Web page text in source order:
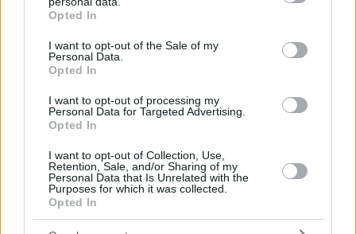
grant or deny consent to Google and its third-party tags to
use your data for below specified purposes in below Google
consent section.
Opted In
I want to opt-out of the Sale of my
Personal Data.
Opted In
I want to opt-out of processing my
Personal Data for Targeted Advertising.
Opted In
I want to opt-out of Collection, Use,
Retention, Sale, and/or Sharing of my
Personal Data that Is Unrelated with the
Purposes for which it was collected.
Opted In
Επαγγελματική Εκπαίδευση & Εξειδίκευση: Το Mοντέλο που
σε Bάζει στην Aγορά Eργασίας
26.07.2026, 09:54
14+1 λόγοι που αξίζει να ζήσεις το επετειακό τριήμερο των
15 χρόνων του Spetses Mini Marathon
31.07.2026, 11:04
ΡΟΗ ΕΙΔΗΣΕΩΝ
Ειδήσεις Δημοφιλή Σχολιασμένα